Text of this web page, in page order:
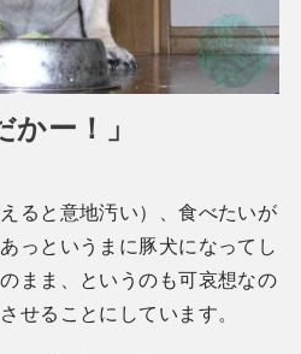
かー！」
ると意地汚い）、食べたいが
っというまに豚犬になってし
まま、というのも可哀想なの
せることにしています。